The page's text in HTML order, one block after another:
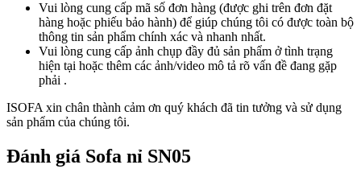
Vui lòng cung cấp mã số đơn hàng (được ghi trên đơn đặt
hàng hoặc phiếu bảo hành) để giúp chúng tôi có được toàn bộ
thông tin sản phẩm chính xác và nhanh nhất.
Vui lòng cung cấp ảnh chụp đầy đủ sản phẩm ở tình trạng
hiện tại hoặc thêm các ảnh/video mô tả rõ vấn đề đang gặp
phải .
ISOFA xin chân thành cảm ơn quý khách đã tin tưởng và sử dụng
sản phẩm của chúng tôi.
Đánh giá Sofa nỉ SN05